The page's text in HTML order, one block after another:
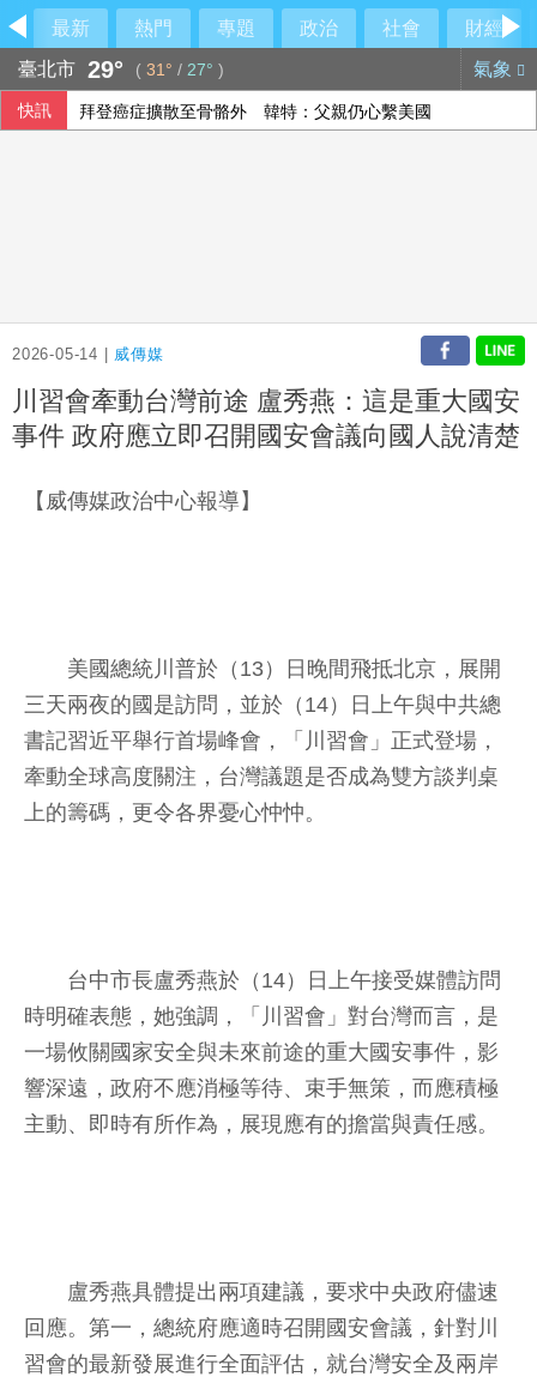
最新 熱門 專題 政治 社會
財經
臺北市 29° ( 31° / 27° ) 氣象
快訊 拜登癌症擴散至骨骼外 韓特：父親仍心繫美國
2026-05-14 | 威傳媒
川習會牽動台灣前途 盧秀燕：這是重大國安
事件 政府應立即召開國安會議向國人說清楚
【威傳媒政治中心報導】
美國總統川普於（13）日晚間飛抵北京，展開
三天兩夜的國是訪問，並於（14）日上午與中共總
書記習近平舉行首場峰會，「川習會」正式登場，
牽動全球高度關注，台灣議題是否成為雙方談判桌
上的籌碼，更令各界憂心忡忡。
台中市長盧秀燕於（14）日上午接受媒體訪問
時明確表態，她強調，「川習會」對台灣而言，是
一場攸關國家安全與未來前途的重大國安事件，影
響深遠，政府不應消極等待、束手無策，而應積極
主動、即時有所作為，展現應有的擔當與責任感。
盧秀燕具體提出兩項建議，要求中央政府儘速
回應。第一，總統府應適時召開國安會議，針對川
習會的最新發展進行全面評估，就台灣安全及兩岸